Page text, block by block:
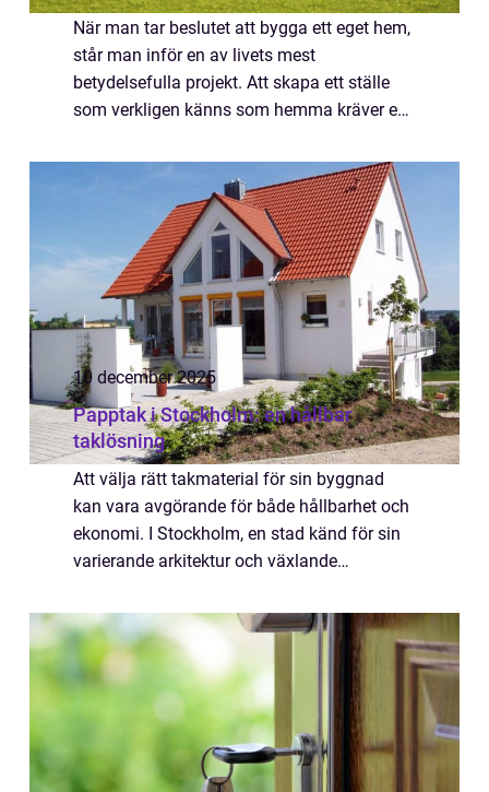
När man tar beslutet att bygga ett eget hem,
står man inför en av livets mest
betydelsefulla projekt. Att skapa ett ställe
som verkligen känns som hemma kräver en
rätt hustillverkare. I denna artikel kommer
10 december 2025
Papptak i Stockholm: en hållbar
taklösning
Att välja rätt takmaterial för sin byggnad
kan vara avgörande för både hållbarhet och
ekonomi. I Stockholm, en stad känd för sin
varierande arkitektur och växlande